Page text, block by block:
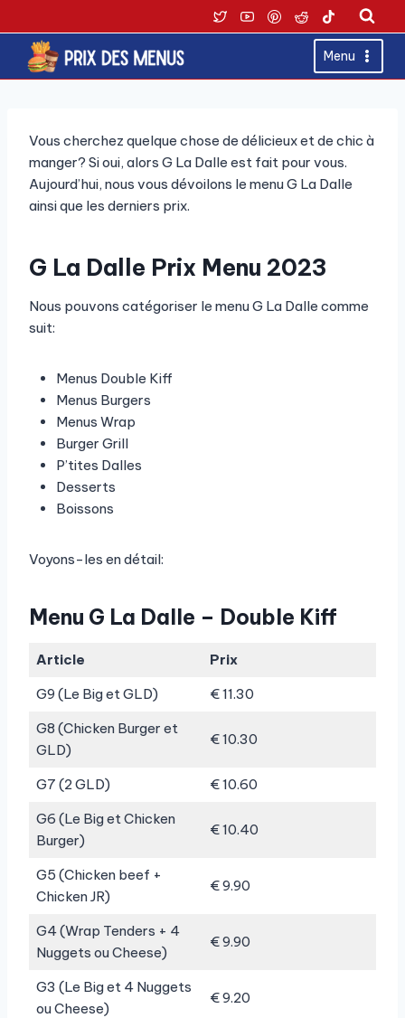
to
content
Menu
Vous cherchez quelque chose de délicieux et de chic à
manger? Si oui, alors G La Dalle est fait pour vous.
Aujourd’hui, nous vous dévoilons le menu G La Dalle
ainsi que les derniers prix.
G La Dalle Prix Menu 2023
Nous pouvons catégoriser le menu G La Dalle comme
suit:
Menus Double Kiff
Menus Burgers
Menus Wrap
Burger Grill
P’tites Dalles
Desserts
Boissons
Voyons-les en détail:
Menu G La Dalle – Double Kiff
Article
Prix
G9 (Le Big et GLD)
€ 11.30
G8 (Chicken Burger et
GLD)
€ 10.30
G7 (2 GLD)
€ 10.60
G6 (Le Big et Chicken
Burger)
€ 10.40
G5 (Chicken beef +
Chicken JR)
€ 9.90
G4 (Wrap Tenders + 4
Nuggets ou Cheese)
€ 9.90
G3 (Le Big et 4 Nuggets
ou Cheese)
€ 9.20